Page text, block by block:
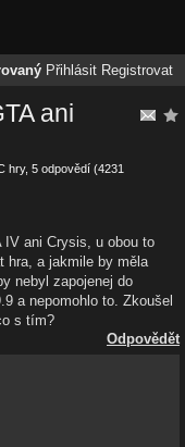
Přihlásit Registrovat
ani
hry, 5 odpovědí (4231
IV ani Crysis, u obou to
hra, a jakmile by měla
nebyl zapojenej do
a nepomohlo to. Zkoušel
s tím?
Odpovědět